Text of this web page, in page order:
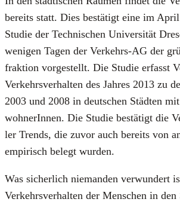
bereits statt. Dies bestä­tigt eine im
Stu­die der Tech­ni­schen Uni­ver­si­tät
weni­gen Tagen der Ver­kehrs-AG der
frak­ti­on vor­ge­stellt. Die Stu­die erfasst
Ver­kehrs­ver­hal­ten des Jah­res 2013 zu
2003 und 2008 in deut­schen Städ­ten
woh­ne­rIn­nen. Die Stu­die bestä­tigt die
ler Trends, die zuvor auch bereits von
empi­risch belegt wur­den.
Was sicher­lich nie­man­den ver­wun­dert
Ver­kehrs­ver­hal­ten der Men­schen in den